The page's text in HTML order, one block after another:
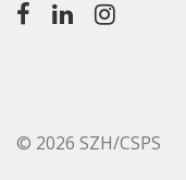
© 2026 SZH/CSPS